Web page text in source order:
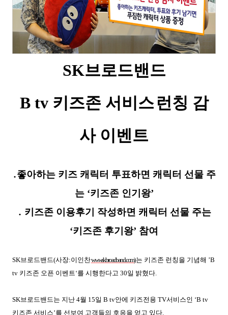
SK브로드밴드
B tv 키즈존 서비스 런칭 감
사 이벤트
․좋아하는 키즈 캐릭터 투표하면 캐릭터 선물 주
는 ‘키즈존 인기왕’
․ 키즈존 이용후기 작성하면 캐릭터 선물 주는
‘키즈존 후기왕’ 참여
SK브로드밴드(사장:이인찬www.skbroadband.com)는 키즈존 런칭을 기념해 ’B
tv 키즈존 오픈 이벤트‘를 시행한다고 30일 밝혔다.
SK브로드밴드는 지난 4월 15일 B tv안에 키즈전용 TV서비스인 ‘B tv
키즈존 서비스’를 선보여 고객들의 호응을 얻고 있다.